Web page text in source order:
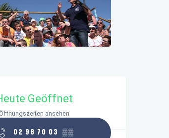
& Kontaktdaten
Geöffnet
ansehen
02 98 70 03 ▒▒